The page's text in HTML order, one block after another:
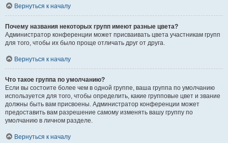
Вернуться к началу
Почему названия некоторых групп имеют разные цвета?
Администратор конференции может присваивать цвета участникам групп
для того, чтобы их было проще отличать друг от друга.
Вернуться к началу
Что такое группа по умолчанию?
Если вы состоите более чем в одной группе, ваша группа по умолчанию
используется для того, чтобы определить, какие групповые цвет и звание
должны быть вам присвоены. Администратор конференции может
предоставить вам разрешение самому изменять вашу группу по
умолчанию в личном разделе.
Вернуться к началу